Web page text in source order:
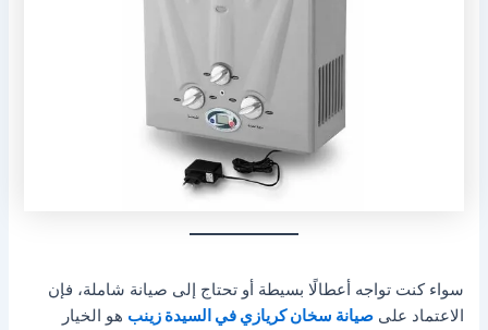
سواء كنت تواجه أعطالًا بسيطة أو تحتاج إلى صيانة شاملة، فإن
الاعتماد علىصيانة سخان كريازي في السيدة زينب هو الخيار